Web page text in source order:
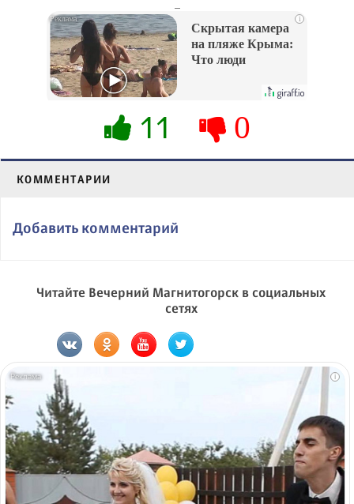
i
Скрытая камера
на пляже Крыма:
Что люди
их не видят...
11 0
КОММЕНТАРИИ
Добавить комментарий
Читайте Вечерний Магнитогорск в социальных
сетях
i